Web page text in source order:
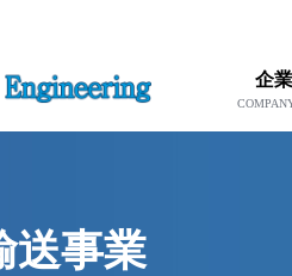
企
送事業